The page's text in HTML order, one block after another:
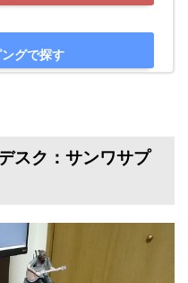
グで探す
スク：サンワサプ